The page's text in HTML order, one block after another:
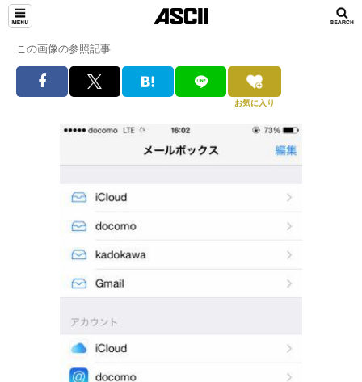
この画像の参照記事
お気に入り